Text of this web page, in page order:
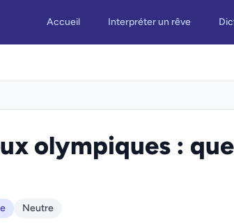
Accueil Interpréter un rêve
olympiques :
Neutre